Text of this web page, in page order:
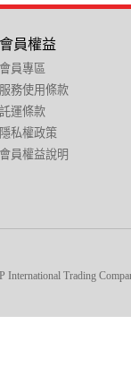
會員權益
會員專區
服務使用條款
託運條款
隱私權政策
會員權益說明
Trading